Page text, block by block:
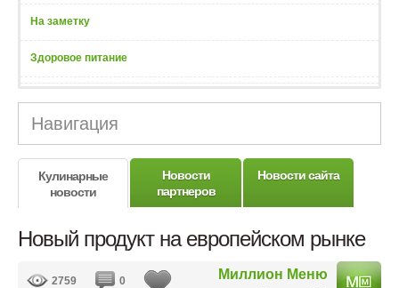
На заметку
Здоровое питание
Навигация
Кулинарные
новости
Новости
партнеров
Новости сайта
Новый продукт на европейском рынке
Миллион Меню
2759 0